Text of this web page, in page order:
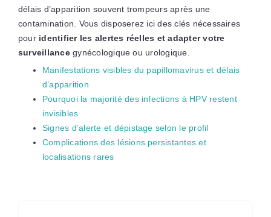
délais d’apparition souvent trompeurs après une
contamination. Vous disposerez ici des clés nécessaires
pour identifier les alertes réelles et adapter votre
surveillancegynécologique ou urologique.
Manifestations visibles du papillomavirus et délais
d’apparition
Pourquoi la majorité des infections à HPV restent
invisibles
Signes d’alerte et dépistage selon le profil
Complications des lésions persistantes et
localisations rares